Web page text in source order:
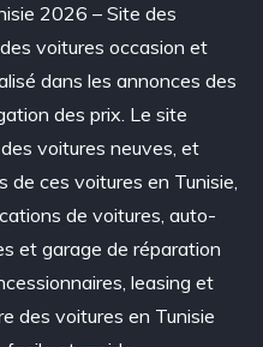
2026 – Site des
voitures occasion et
dans les annonces des
des prix. Le site
voitures neuves, et
de ces voitures en Tunisie,
de voitures, auto-
et garage de réparation
leasing et
des voitures en Tunisie